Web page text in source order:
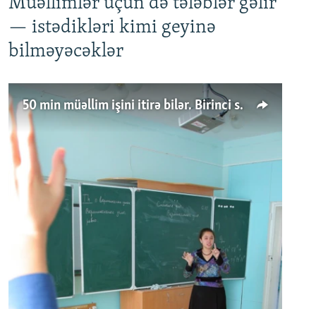
Müəllimlər üçün də tələblər gəlir
— istədikləri kimi geyinə
bilməyəcəklər
50 min müəllim işini itirə bilər. Birinci sinfə gedənlər azalır